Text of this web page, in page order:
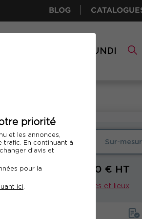
priorité
et les annonces,
trafic. En continuant à
d’avis et
pour la
ici.
BLOG
COMUNDI
Inter Intra Sur-
À PARTIR DE 1450 € HT
Voir nos dates et lieux